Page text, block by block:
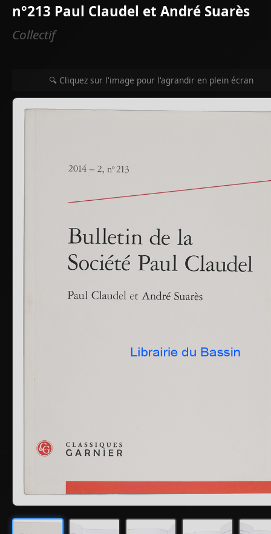
n°213 Paul Claudel et André Suarès
Collectif
🔍 Cliquez sur l'image pour l'agrandir en plein écran